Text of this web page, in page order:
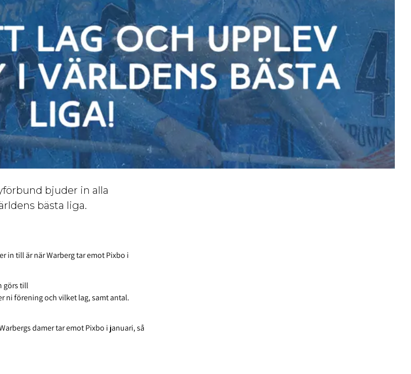
bjuder in alla
bästa liga.
in till är när Warberg tar emot Pixbo i
görs till
ni förening och vilket lag, samt antal.
damer tar emot Pixbo i januari, så